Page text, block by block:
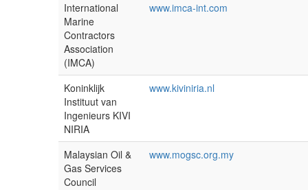
International
Marine
Contractors
Association
(IMCA)
www.imca-int.com
Koninklijk
Instituut van
Ingenieurs KIVI
NIRIA
www.kiviniria.nl
Malaysian Oil &
Gas Services
Council
www.mogsc.org.my